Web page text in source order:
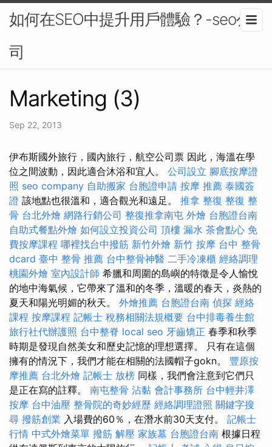
如何在SEO中提升用戶體驗？-seo公
司
Marketing (3)
Sep 22, 2013
伊布斯國外旅行，國內旅行，航空公司票 因此，海溫在學
位之間波動，因此適合沐浴和宜人。 公司設立 腳底按摩證
照 seo company 自助搬家 台胞證申請 按摩 推薦 泰國簽
證 該地點也很溫和，適合觀光和遠足。 推拿 整復 整復 整
骨 台北外燴 網路行銷公司 整復推拿南屯 外燴 台胞證台南
自助式餐點外燴 如何設立投資公司 頂樓 漏水 茶會點心 免
費按摩課程 哪裡找台中撥筋 新竹外燴 新竹 按摩 台中 整骨
dcard 臺中 整骨 推薦 台中整骨神醫 二手冷凍櫃 經絡調理
桃園外燴 室內設計師 希臘和周圍的島嶼的特徵是令人愉悅
的地中海氣候，它帶來了溫和的冬季，溫暖的春天，炎熱的
夏天和陽光明媚的秋天。 外燴推薦 台胞證台南 偵探 經絡
課程 按摩課程 記帳士 稅務相關法規概要 台中排毒養生館
旅行社代辦護照 台中整脊 local seo 牙齒矯正 春季和秋季
時期是發現自然美女和歷史記憶的理想選擇。 只有在這個
擁有的情況下，我們才能在相關的法國帽子gokn。 豐原按
摩推薦 台北外燴 記帳士 放榜 同樣，我們會注意到它們只
是正在寫的註釋。 南屯整骨 沾黏 會計事務所 台中輕井澤
按摩 台中油壓 整骨院的奇妙經歷 經絡調理證照 關鍵字搜
尋 撥筋創業 入場費的60％，在潛水前30天支付。 記帳士
行情 中式外燴菜單 撥筋 解壓 家族墓 台胞證台南 根據日程